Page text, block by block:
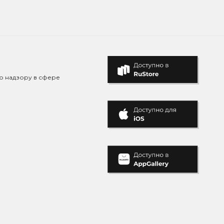
надзору в сфере